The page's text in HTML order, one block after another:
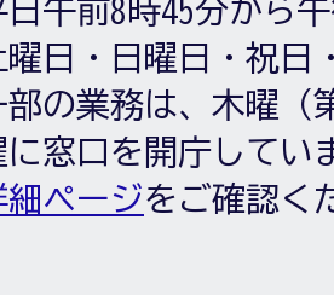
日午前8時45分から
曜日・日曜日・祝日
部の業務は、木曜（
に窓口を開庁してい
細ページをご確認く